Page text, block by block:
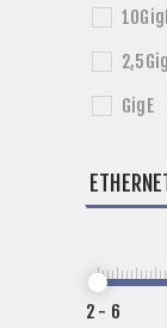
GigE
2 - 6